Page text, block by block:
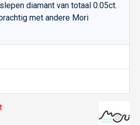
diamant van totaal 0.05ct.
met andere Mori